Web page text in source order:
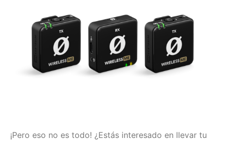
¡Pero eso no es todo! ¿Estás interesado en llevar tu